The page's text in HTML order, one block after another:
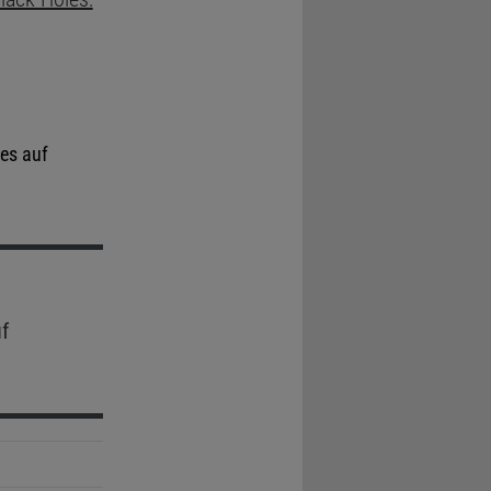
auf